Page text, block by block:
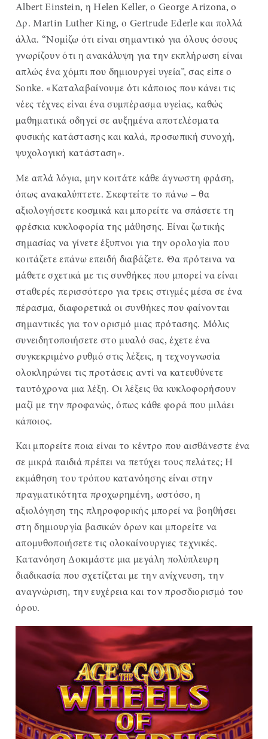
Albert Einstein, η Helen Keller, ο George Arizona, ο
Δρ. Martin Luther King, ο Gertrude Ederle και πολλά
άλλα. “Νομίζω ότι είναι σημαντικό για όλους όσους
γνωρίζουν ότι η ανακάλυψη για την εκπλήρωση είναι
απλώς ένα χόμπι που δημιουργεί υγεία”, σας είπε ο
Sonke. «Καταλαβαίνουμε ότι κάποιος που κάνει τις
νέες τέχνες είναι ένα συμπέρασμα υγείας, καθώς
μαθηματικά οδηγεί σε αυξημένα αποτελέσματα
φυσικής κατάστασης και καλά, προσωπική συνοχή,
ψυχολογική κατάσταση».
Με απλά λόγια, μην κοιτάτε κάθε άγνωστη φράση,
όπως ανακαλύπτετε. Σκεφτείτε το πάνω – θα
αξιολογήσετε κοσμικά και μπορείτε να σπάσετε τη
φρέσκια κυκλοφορία της μάθησης. Είναι ζωτικής
σημασίας να γίνετε έξυπνοι για την ορολογία που
κοιτάζετε επάνω επειδή διαβάζετε. Θα πρότεινα να
μάθετε σχετικά με τις συνθήκες που μπορεί να είναι
σταθερές περισσότερο για τρεις στιγμές μέσα σε ένα
πέρασμα, διαφορετικά οι συνθήκες που φαίνονται
σημαντικές για τον ορισμό μιας πρότασης. Μόλις
συνειδητοποιήσετε στο μυαλό σας, έχετε ένα
συγκεκριμένο ρυθμό στις λέξεις, η τεχνογνωσία
ολοκληρώνει τις προτάσεις αντί να κατευθύνετε
ταυτόχρονα μια λέξη. Οι λέξεις θα κυκλοφορήσουν
μαζί με την προφανώς, όπως κάθε φορά που μιλάει
κάποιος.
Και μπορείτε ποια είναι το κέντρο που αισθάνεστε ένα
σε μικρά παιδιά πρέπει να πετύχει τους πελάτες; Η
εκμάθηση του τρόπου κατανόησης είναι στην
πραγματικότητα προχωρημένη, ωστόσο, η
αξιολόγηση της πληροφορικής μπορεί να βοηθήσει
στη δημιουργία βασικών όρων και μπορείτε να
απομυθοποιήσετε τις ολοκαίνουργιες τεχνικές.
Κατανόηση Δοκιμάστε μια μεγάλη πολύπλευρη
διαδικασία που σχετίζεται με την ανίχνευση, την
αναγνώριση, την ευχέρεια και τον προσδιορισμό του
όρου.